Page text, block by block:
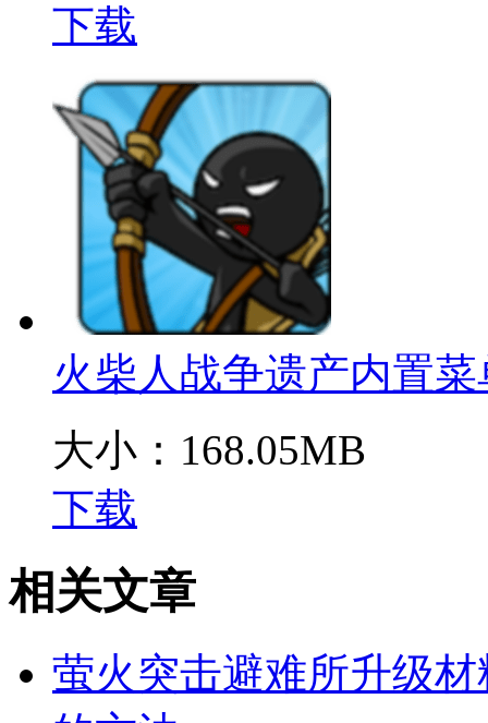
下载
火柴人战争遗产内置
大小：168.05MB
下载
相关文章
萤火突击避难所升级